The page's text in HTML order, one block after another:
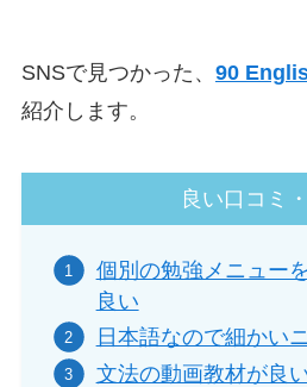
SNSで見つかった、 90
紹介します。
良い口コミ
個別の勉強メニュー
良い
日本語なので細かい
文法の動画教材が良